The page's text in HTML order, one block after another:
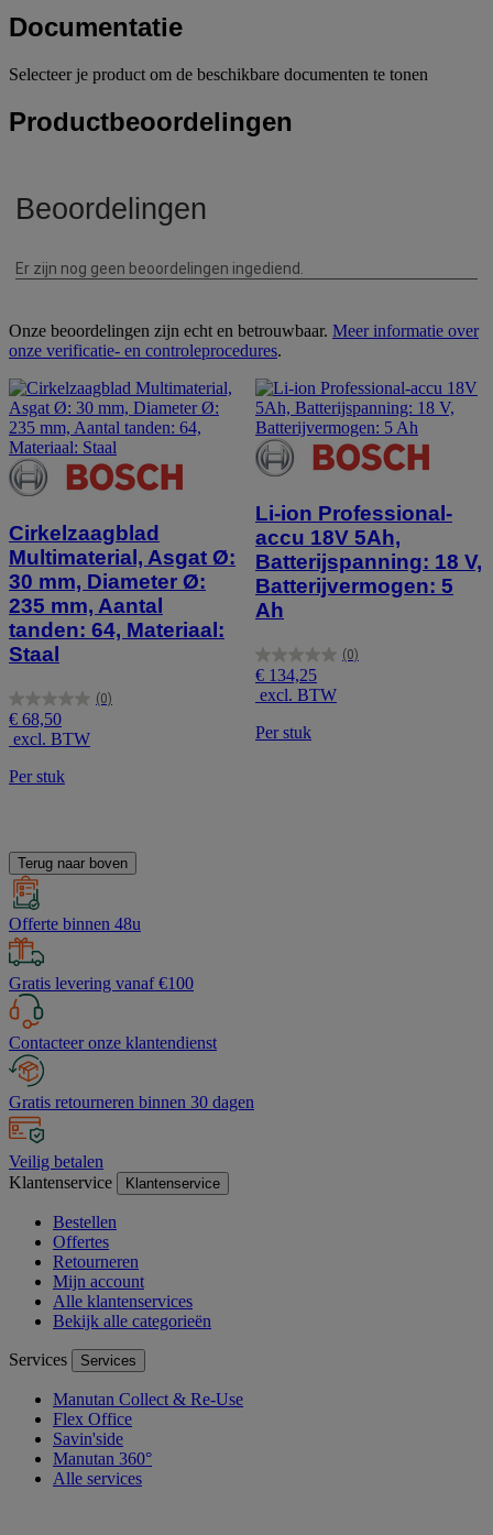
Documentatie
Selecteer je product om de beschikbare documenten te tonen
Productbeoordelingen
Onze beoordelingen zijn echt en betrouwbaar. Meer informatie over
onze verificatie- en controleprocedures.
Cirkelzaagblad
Multimaterial, Asgat Ø:
30 mm, Diameter Ø:
235 mm, Aantal
tanden: 64, Materiaal:
Staal
(0)
0.0
van
de
5
sterren.
€ 68,50
excl. BTW
Per stuk
Li-ion Professional-
accu 18V 5Ah,
Batterijspanning: 18 V,
Batterijvermogen: 5
Ah
(0)
0.0
van
de
5
sterren.
€ 134,25
excl. BTW
Per stuk
Terug naar boven
Offerte binnen 48u
Gratis levering vanaf €100
Contacteer onze klantendienst
Gratis retourneren binnen 30 dagen
Veilig betalen
Klantenservice
Klantenservice
Bestellen
Offertes
Retourneren
Mijn account
Alle klantenservices
Bekijk alle categorieën
Services Services
Manutan Collect & Re-Use
Flex Office
Savin'side
Manutan 360°
Alle services